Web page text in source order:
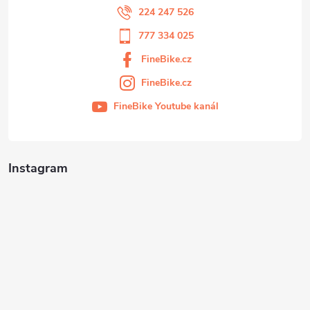
Instagram
224 247 526
777 334 025
FineBike.cz
FineBike.cz
FineBike Youtube kanál